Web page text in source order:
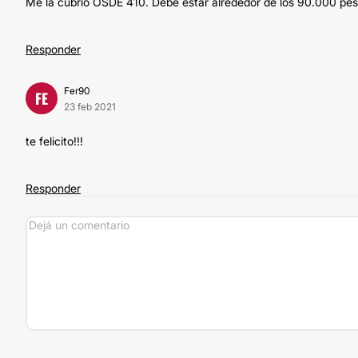
Responder
FE
Fer90
23 feb 2021
te felicito!!!
Responder